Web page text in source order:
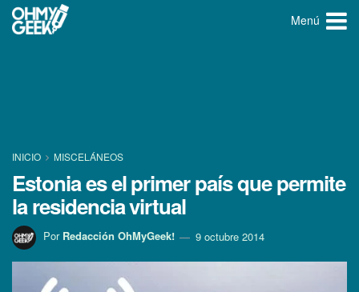
Menú
INICIO MISCELÁNEOS
Estonia es el primer paí­s que permite
la residencia virtual
Por Redacción OhMyGeek! 9 octubre 2014